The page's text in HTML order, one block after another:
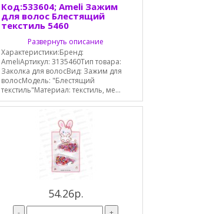
Код:533604; Ameli Зажим
для волос Блестящий
текстиль 5460
Развернуть описание
Характеристики:Бренд:
AmeliАртикул: 3135460Тип товара:
Заколка для волосВид: Зажим для
волосМодель: "Блестящий
текстиль"Материал: текстиль, ме...
54.26р.